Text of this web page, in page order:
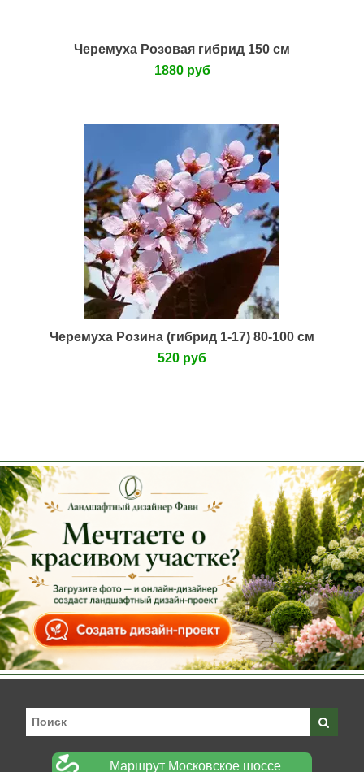
Черемуха Розовая гибрид 150 см
1880 руб
Черемуха Розина (гибрид 1-17) 80-100 см
520 руб
Маршрут Московское шоссе